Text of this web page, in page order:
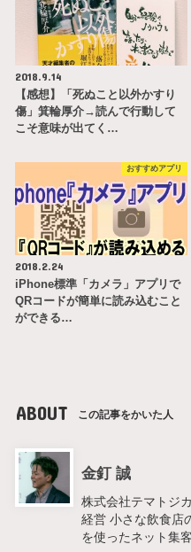
2018.9.14
【感想】「死ぬこと以外かすり
傷」箕輪厚介→読んで行動して
こそ意味が出てく…
おすすめアプリ
2018.2.24
iPhone標準「カメラ」アプリで
QRコードが簡単に読み込むこと
ができる…
ABOUT この記事をかいた人
金釘 誠
株式会社テマトジ
経営 小さな飲食店
を使ったネット集